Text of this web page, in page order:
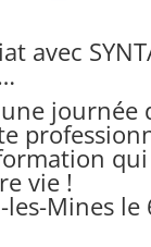
avec
journée
vie !
Mines le